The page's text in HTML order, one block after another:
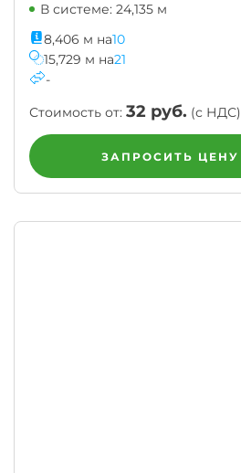
В системе: 24,135 м
8,406 м на10
15,729 м на21
-
Стоимость от: 32 руб. (с НДС)
ЗАПРОСИТЬ ЦЕНУ